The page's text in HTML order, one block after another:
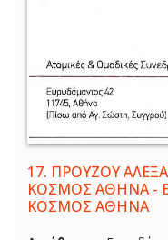
17. ΠΡΟΥΖΟΥ
ΚΟΣΜΟΣ ΑΘΗΝΑ -
ΚΟΣΜΟΣ ΑΘΗΝΑ